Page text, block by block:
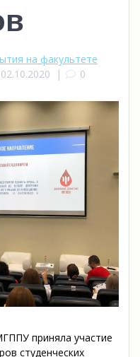
на факультете
02.10.2020 | 0
приняла участие
студенческих